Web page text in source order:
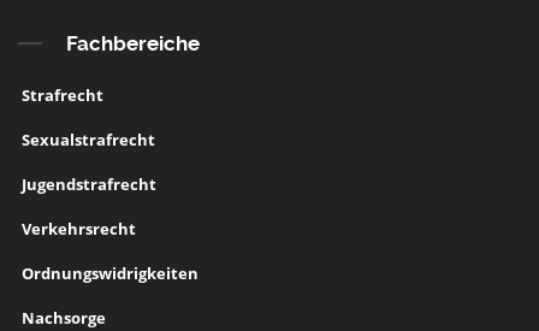
Fachbereiche
Strafrecht
Sexualstrafrecht
Jugendstrafrecht
Verkehrsrecht
Ordnungswidrigkeiten
Nachsorge